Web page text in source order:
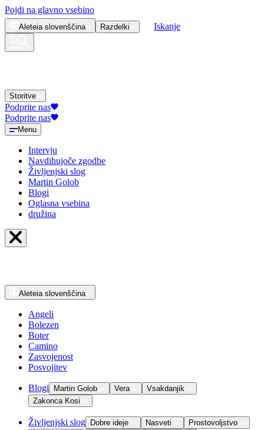
Pojdi na glavno vsebino
Aleteia slovenščina Razdelki Iskanje
Storitve
Podprite nas
Podprite nas
Menu
Intervju
Navdihujoče zgodbe
Življenjski slog
Martin Golob
Blogi
Oglasna vsebina
družina
Aleteia slovenščina
Angeli
Bolezen
Boter
Camino
Zasvojenost
Posvojitev
Blogi Martin Golob Vera
Vsakdanjik
Zakonca Kosi
Življenjski slog Dobre ideje Nasveti
Prostovoljstvo